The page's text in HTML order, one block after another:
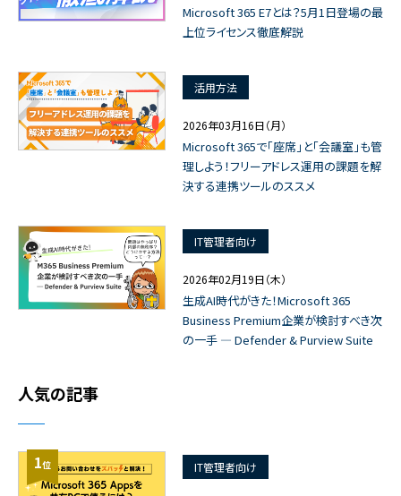
Microsoft 365 E7とは？5月1日登場の最
上位ライセンス徹底解説
活用方法
2026年03月16日（月）
Microsoft 365で「座席」と「会議室」も管
理しよう！フリーアドレス運用の課題を解
決する連携ツールのススメ
IT管理者向け
2026年02月19日（木）
生成AI時代がきた！Microsoft 365
Business Premium企業が検討すべき次
の一手 ― Defender & Purview Suite
人気の記事
1位 IT管理者向け